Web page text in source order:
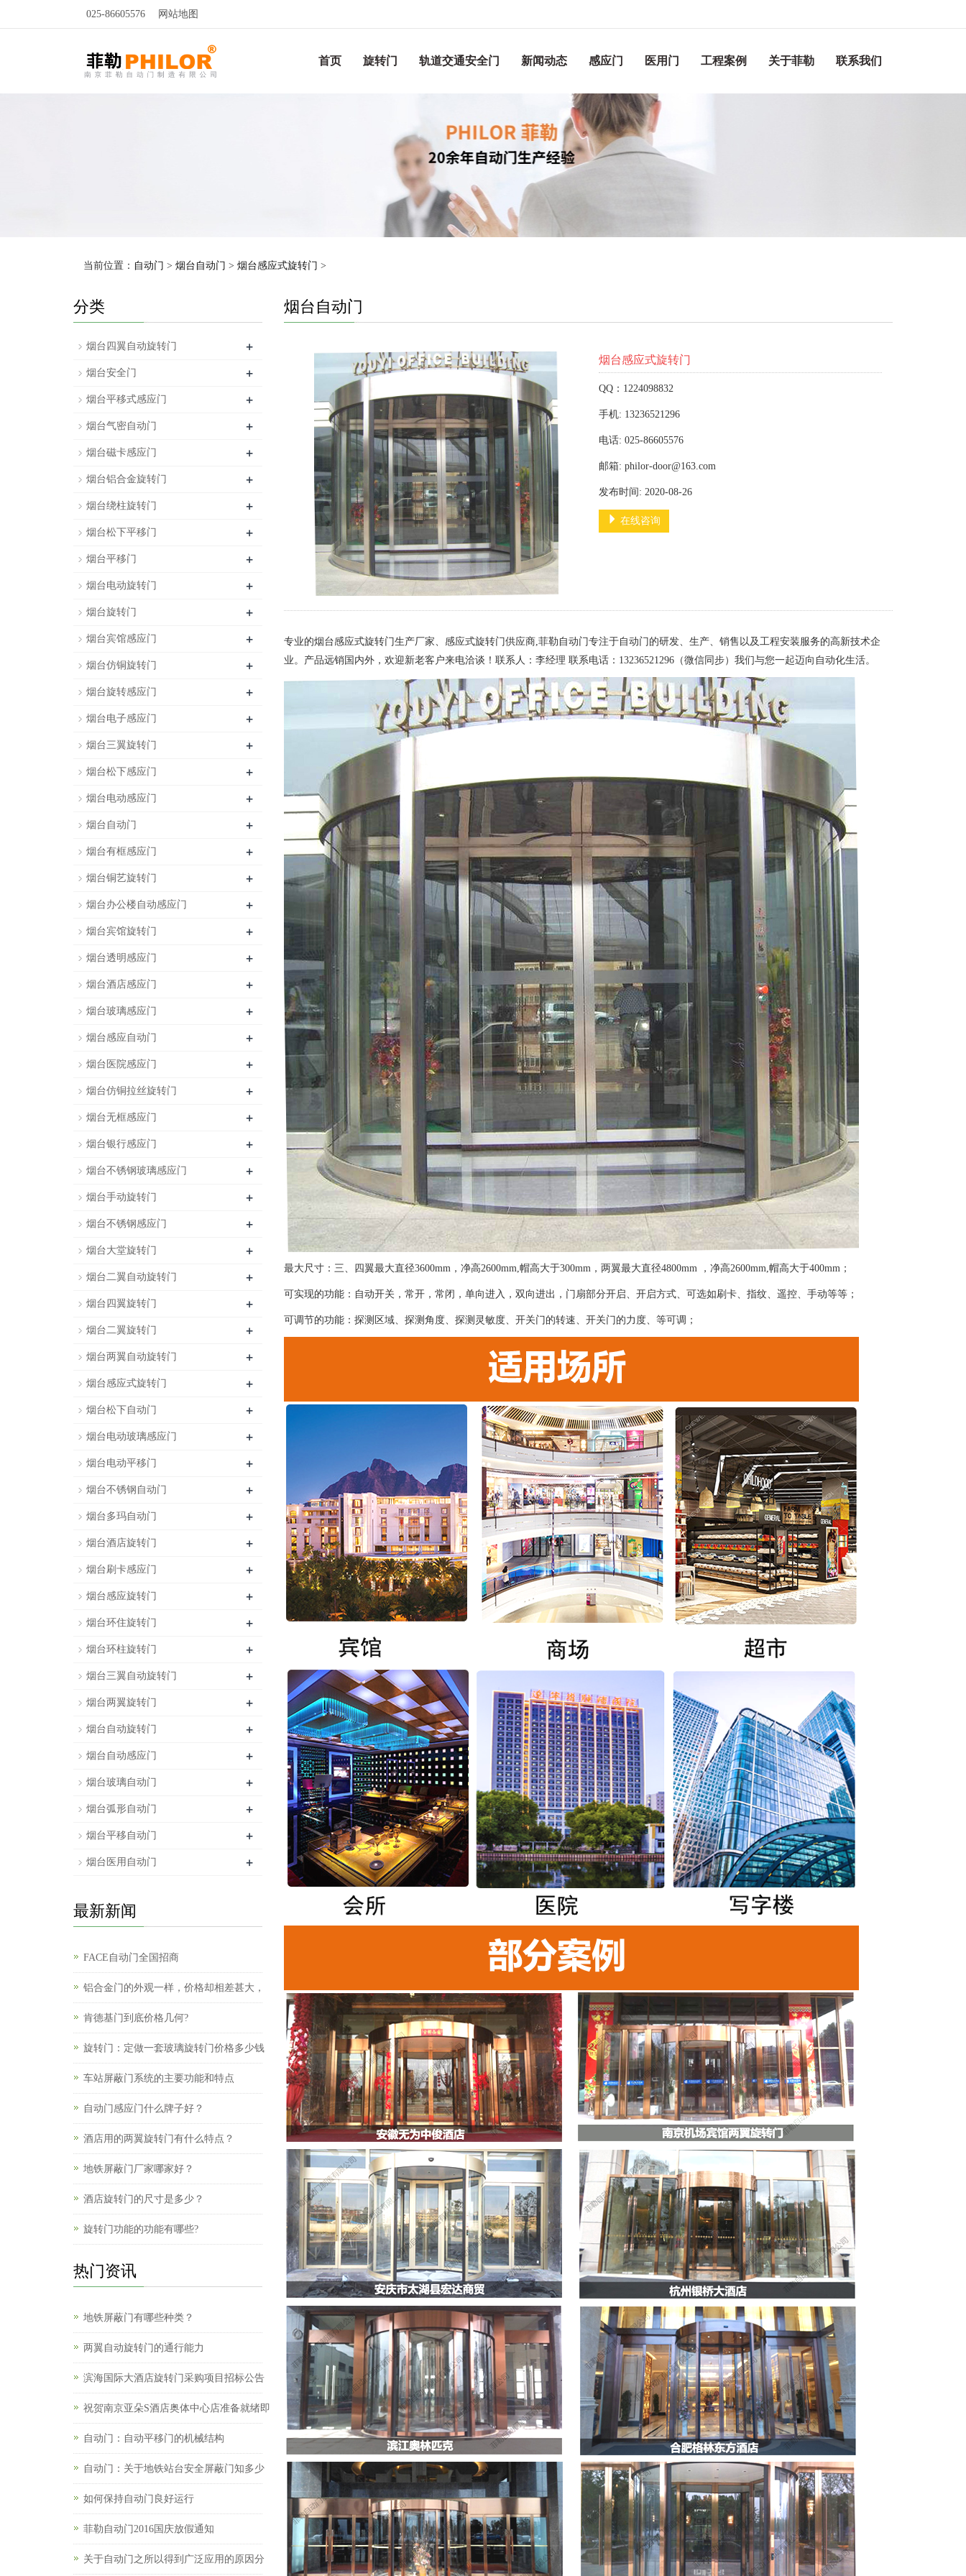
025-86605576 网站地图
首页 旋转门 轨道交通安全门 新闻动态 感应门 医用门 工程案例 关于菲勒 联系我们
当前位置： 自动门 > 烟台自动门 > 烟台感应式旋转门 >
烟台自动门
烟台感应式旋转门
QQ：1224098832
手机: 13236521296
电话: 025-86605576
邮箱: philor-door@163.com
发布时间: 2020-08-26
在线咨询
专业的烟台感应式旋转门生产厂家、感应式旋转门供应商,菲勒自动门专注于自动门的研发、生产、销售以及工程安装服务的高新技术企
业。产品远销国内外，欢迎新老客户来电洽谈！联系人：李经理 联系电话：13236521296（微信同步）我们与您一起迈向自动化生活。
最大尺寸：三、四翼最大直径3600mm，净高2600mm,帽高大于300mm，两翼最大直径4800mm ，净高2600mm,帽高大于400mm；
可实现的功能：自动开关，常开，常闭，单向进入，双向进出，门扇部分开启、开启方式、可选如刷卡、指纹、遥控、手动等等；
可调节的功能：探测区域、探测角度、探测灵敏度、开关门的转速、开关门的力度、等可调；
分类
烟台四翼自动旋转门 +
烟台安全门 +
烟台平移式感应门 +
烟台气密自动门 +
烟台磁卡感应门 +
烟台铝合金旋转门 +
烟台绕柱旋转门 +
烟台松下平移门 +
烟台平移门 +
烟台电动旋转门 +
烟台旋转门 +
烟台宾馆感应门 +
烟台仿铜旋转门 +
烟台旋转感应门 +
烟台电子感应门 +
烟台三翼旋转门 +
烟台松下感应门 +
烟台电动感应门 +
烟台自动门 +
烟台有框感应门 +
烟台铜艺旋转门 +
烟台办公楼自动感应门 +
烟台宾馆旋转门 +
烟台透明感应门 +
烟台酒店感应门 +
烟台玻璃感应门 +
烟台感应自动门 +
烟台医院感应门 +
烟台仿铜拉丝旋转门 +
烟台无框感应门 +
烟台银行感应门 +
烟台不锈钢玻璃感应门 +
烟台手动旋转门 +
烟台不锈钢感应门 +
烟台大堂旋转门 +
烟台二翼自动旋转门 +
烟台四翼旋转门 +
烟台二翼旋转门 +
烟台两翼自动旋转门 +
烟台感应式旋转门 +
烟台松下自动门 +
烟台电动玻璃感应门 +
烟台电动平移门 +
烟台不锈钢自动门 +
烟台多玛自动门 +
烟台酒店旋转门 +
烟台刷卡感应门 +
烟台感应旋转门 +
烟台环住旋转门 +
烟台环柱旋转门 +
烟台三翼自动旋转门 +
烟台两翼旋转门 +
烟台自动旋转门 +
烟台自动感应门 +
烟台玻璃自动门 +
烟台弧形自动门 +
烟台平移自动门 +
烟台医用自动门 +
最新新闻
FACE自动门全国招商
铝合金门的外观一样，价格却相差甚大，
肯德基门到底价格几何?
旋转门：定做一套玻璃旋转门价格多少钱
车站屏蔽门系统的主要功能和特点
自动门感应门什么牌子好？
酒店用的两翼旋转门有什么特点？
地铁屏蔽门厂家哪家好？
酒店旋转门的尺寸是多少？
旋转门功能的功能有哪些?
热门资讯
地铁屏蔽门有哪些种类？
两翼自动旋转门的通行能力
滨海国际大酒店旋转门采购项目招标公告
祝贺南京亚朵S酒店奥体中心店准备就绪即
自动门：自动平移门的机械结构
自动门：关于地铁站台安全屏蔽门知多少
如何保持自动门良好运行
菲勒自动门2016国庆放假通知
关于自动门之所以得到广泛应用的原因分